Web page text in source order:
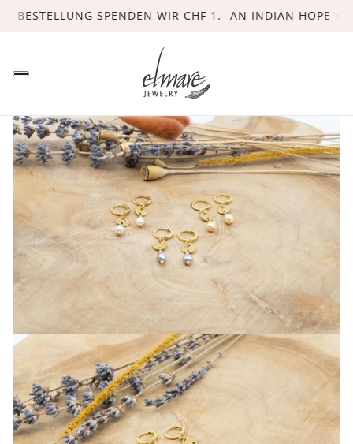
SPENDEN WIR CHF 1.- AN INDIAN HOPE ☆ -